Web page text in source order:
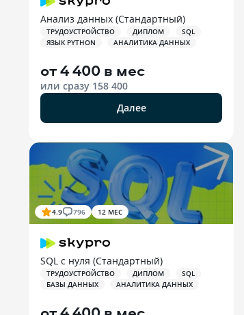
Анализ данных (Стандартный)
ТРУДОУСТРОЙСТВО ДИПЛОМ
SQL
ЯЗЫК PYTHON
АНАЛИТИКА ДАННЫХ
от4 400 в мес
или сразу 158 400
Далее
4.9 796 12 МЕС
SQL с нуля (Стандартный)
ТРУДОУСТРОЙСТВО ДИПЛОМ
SQL
БАЗЫ ДАННЫХ
АНАЛИТИКА ДАННЫХ